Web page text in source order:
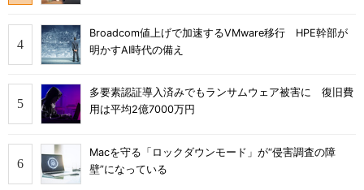
Broadcom値上げで加速するVMware移行 HPE幹部が
明かすAI時代の備え
多要素認証導入済みでもランサムウェア被害に 復旧費
用は平均2億7000万円
Macを守る「ロックダウンモード」が“侵害調査の障
壁”になっている